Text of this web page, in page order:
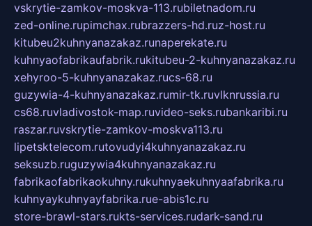
vskrytie-zamkov-moskva-113.rubiletnadom.ru
zed-online.rupimchax.rubrazzers-hd.ruz-host.ru
kitubeu2kuhnyanazakaz.runaperekate.ru
kuhnyaofabrikaufabrik.rukitubeu-2-kuhnyanazakaz.ru
xehyroo-5-kuhnyanazakaz.rucs-68.ru
guzywia-4-kuhnyanazakaz.rumir-tk.ruvlknrussia.ru
cs68.ruvladivostok-map.ruvideo-seks.rubankaribi.ru
raszar.ruvskrytie-zamkov-moskva113.ru
lipetsktelecom.rutovudyi4kuhnyanazakaz.ru
seksuzb.ruguzywia4kuhnyanazakaz.ru
fabrikaofabrikaokuhny.rukuhnyaekuhnyaafabrika.ru
kuhnyaykuhnyayfabrika.rue-abis1c.ru
store-brawl-stars.rukts-services.rudark-sand.ru